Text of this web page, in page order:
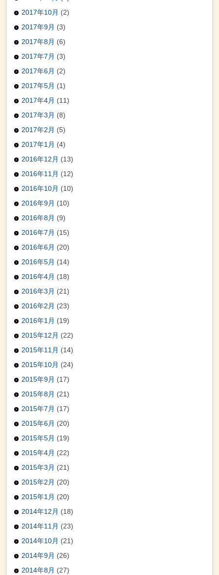
2017年10月 (2)
2017年9月 (3)
2017年8月 (6)
2017年7月 (3)
2017年6月 (2)
2017年5月 (1)
2017年4月 (11)
2017年3月 (8)
2017年2月 (5)
2017年1月 (4)
2016年12月 (13)
2016年11月 (12)
2016年10月 (10)
2016年9月 (10)
2016年8月 (9)
2016年7月 (15)
2016年6月 (20)
2016年5月 (14)
2016年4月 (18)
2016年3月 (21)
2016年2月 (23)
2016年1月 (19)
2015年12月 (22)
2015年11月 (14)
2015年10月 (24)
2015年9月 (17)
2015年8月 (21)
2015年7月 (17)
2015年6月 (20)
2015年5月 (19)
2015年4月 (22)
2015年3月 (21)
2015年2月 (20)
2015年1月 (20)
2014年12月 (18)
2014年11月 (23)
2014年10月 (21)
2014年9月 (26)
2014年8月 (27)